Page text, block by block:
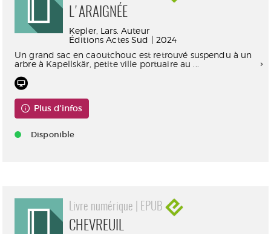
L'ARAIGNÉE
Kepler, Lars. Auteur
Éditions Actes Sud | 2024
Un grand sac en caoutchouc est retrouvé suspendu à un
arbre à Kapellskär, petite ville portuaire au ...
Plus d'infos
Disponible
Livre numérique | EPUB
CHEVREUIL